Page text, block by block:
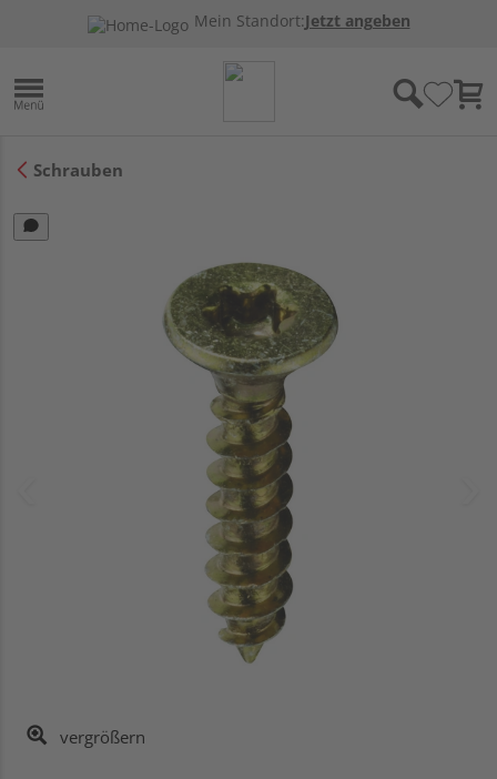
Mein Standort:Jetzt angeben
Schrauben
vergrößern